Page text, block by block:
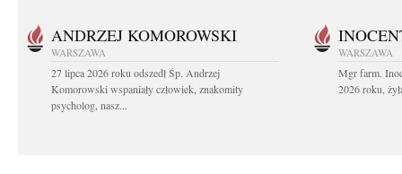
ANDRZEJ KOMOROWSKI
WARSZAWA
27 lipca 2026 roku odszedł Śp. Andrzej
Komorowski wspaniały człowiek, znakomity
psycholog, nasz...
WARSZAWA
Mgr farm.
2026 roku,